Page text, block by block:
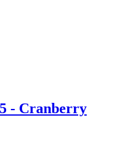
- Cranberry